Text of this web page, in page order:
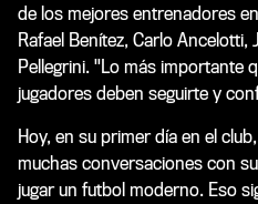
de los mejores entrenadores
Rafael Benítez, Carlo Ancelotti,
Pellegrini. "Lo más importante
jugadores deben seguirte y
Hoy, en su primer día en el
muchas conversaciones con
jugar un futbol moderno. Eso